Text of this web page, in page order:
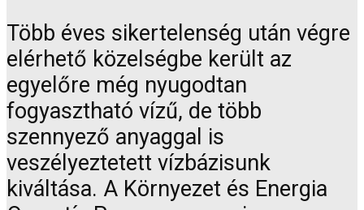
Több éves sikertelenség után végre
elérhető közelségbe került az
egyelőre még nyugodtan
fogyasztható vízű, de több
szennyező anyaggal is
veszélyeztetett vízbázisunk
kiváltása. A Környezet és Energia